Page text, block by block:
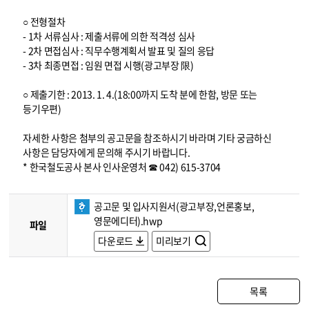
○ 전형절차
- 1차 서류심사 : 제출서류에 의한 적격성 심사
- 2차 면접심사 : 직무수행계획서 발표 및 질의 응답
- 3차 최종면접 : 임원 면접 시행(광고부장 限)
○ 제출기한 : 2013. 1. 4.(18:00까지 도착 분에 한함, 방문 또는
등기우편)
자세한 사항은 첨부의 공고문을 참조하시기 바라며 기타 궁금하신
사항은 담당자에게 문의해 주시기 바랍니다.
* 한국철도공사 본사 인사운영처 ☎ 042) 615-3704
파일
공고문 및 입사지원서(광고부장,언론홍보,
영문에디터).hwp
다운로드
미리보기
목록